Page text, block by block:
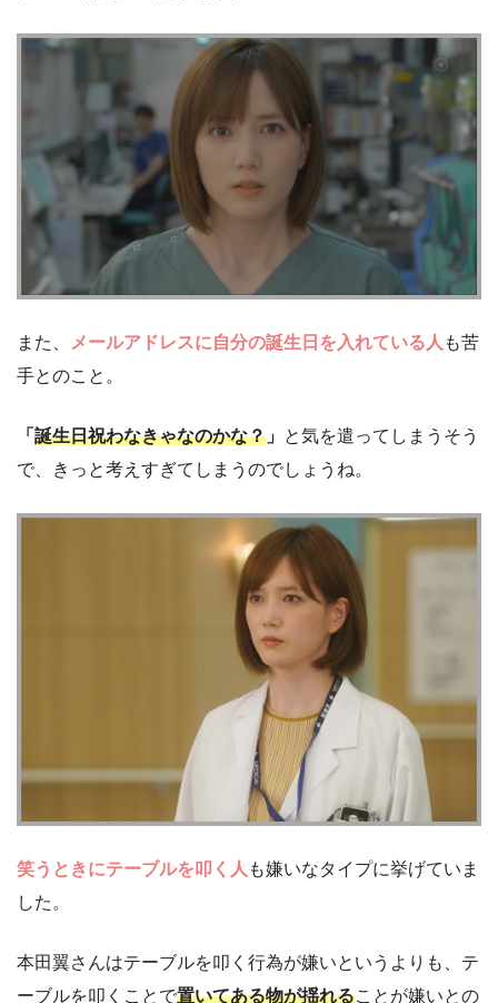
また、 メールアドレスに自分の誕生日を入れている人 も苦
手とのこと。
「 誕生日祝わなきゃなのかな？ 」 と気を遣ってしまうそう
で、きっと考えすぎてしまうのでしょうね。
笑うときにテーブルを叩く人 も嫌いなタイプに挙げていま
した。
本田翼さんはテーブルを叩く行為が嫌いというよりも、テ
ーブルを叩くことで置いてある物が揺れることが嫌いとの